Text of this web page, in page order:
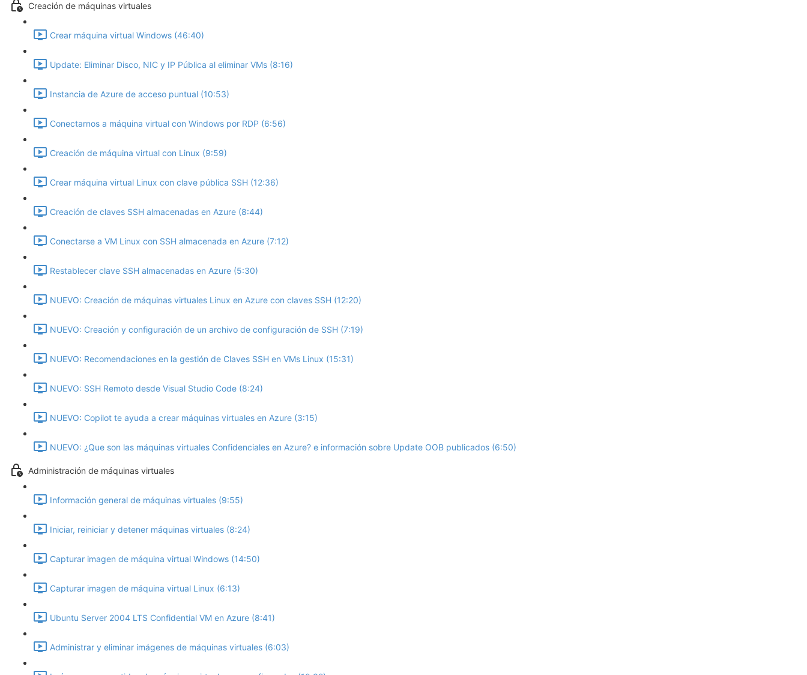
Creación de máquinas virtuales
Crear máquina virtual Windows (46:40)
Update: Eliminar Disco, NIC y IP Pública al eliminar VMs (8:16)
Instancia de Azure de acceso puntual (10:53)
Conectarnos a máquina virtual con Windows por RDP (6:56)
Creación de máquina virtual con Linux (9:59)
Crear máquina virtual Linux con clave pública SSH (12:36)
Creación de claves SSH almacenadas en Azure (8:44)
Conectarse a VM Linux con SSH almacenada en Azure (7:12)
Restablecer clave SSH almacenadas en Azure (5:30)
NUEVO: Creación de máquinas virtuales Linux en Azure con claves SSH (12:20)
NUEVO: Creación y configuración de un archivo de configuración de SSH (7:19)
NUEVO: Recomendaciones en la gestión de Claves SSH en VMs Linux (15:31)
NUEVO: SSH Remoto desde Visual Studio Code (8:24)
NUEVO: Copilot te ayuda a crear máquinas virtuales en Azure (3:15)
NUEVO: ¿Que son las máquinas virtuales Confidenciales en Azure? e información sobre Update OOB publicados (6:50)
Administración de máquinas virtuales
Información general de máquinas virtuales (9:55)
Iniciar, reiniciar y detener máquinas virtuales (8:24)
Capturar imagen de máquina virtual Windows (14:50)
Capturar imagen de máquina virtual Linux (6:13)
Ubuntu Server 2004 LTS Confidential VM en Azure (8:41)
Administrar y eliminar imágenes de máquinas virtuales (6:03)